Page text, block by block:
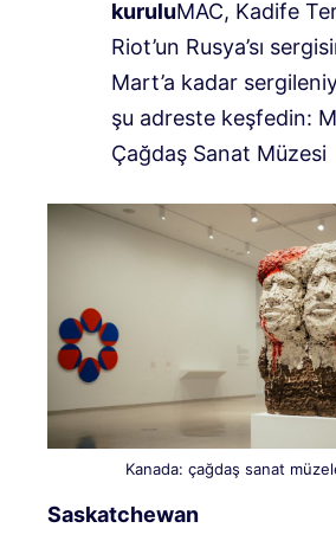
kuruluMAC, Kadife
Riot’un Rusya’sı
Mart’a kadar
şu adreste keşfedin:
Çağdaş Sanat Müzesi
Kanada: çağdaş sanat
Saskatchewan